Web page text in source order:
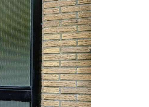
aansprakelijkheid
zijn
in NEN 2580. De
De
beperkingen bij het
verkoper enige